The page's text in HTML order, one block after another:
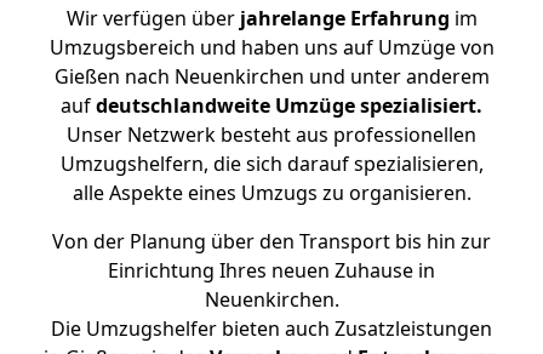
Wir verfügen überjahrelange Erfahrung im
Umzugsbereich und haben uns auf Umzüge von
Gießen nach Neuenkirchen und unter anderem
aufdeutschlandweite Umzüge spezialisiert.
Unser Netzwerk besteht aus professionellen
Umzugshelfern, die sich darauf spezialisieren,
alle Aspekte eines Umzugs zu organisieren.
Von der Planung über den Transport bis hin zur
Einrichtung Ihres neuen Zuhause in
Neuenkirchen.
Die Umzugshelfer bieten auch Zusatzleistungen